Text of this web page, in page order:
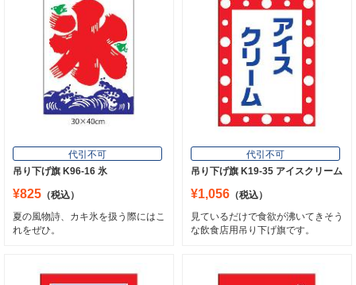
代引不可
吊り下げ旗 K96-16 氷
¥825 （税込）
夏の風物詩、カキ氷を扱う際にはこ
れをぜひ。
代引不可
吊り下げ旗 K19-35 アイスクリーム
¥1,056 （税込）
見ているだけで食欲が沸いてきそう
な飲食店用吊り下げ旗です。